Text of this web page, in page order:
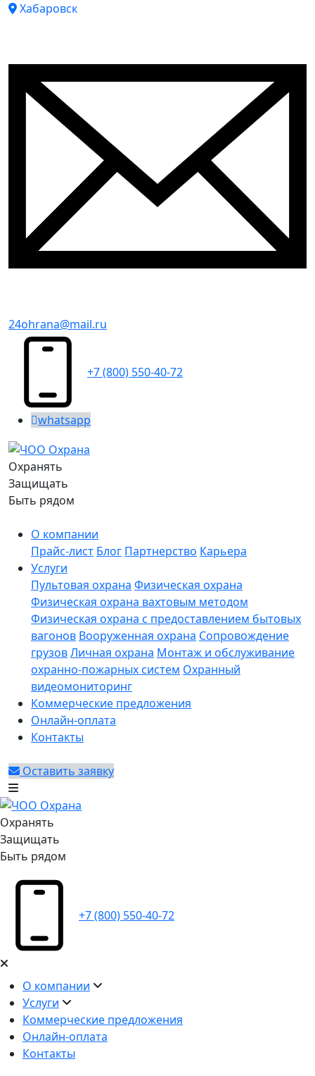
Хабаровск
24ohrana@mail.ru
+7 (800) 550-40-72
whatsapp
Охранять
Защищать
Быть рядом
О компании
Прайс-лист Блог Партнерство Карьера
Услуги
Пультовая охрана Физическая охрана
Физическая охрана вахтовым методом
Физическая охрана с предоставлением бытовых
вагонов Вооруженная охрана Сопровождение
грузовЛичная охрана Монтаж и обслуживание
охранно-пожарных систем Охранный
видеомониторинг
Коммерческие предложения
Онлайн-оплата
Контакты
Оставить заявку
Охранять
Защищать
Быть рядом
+7 (800) 550-40-72
О компании
Услуги
Коммерческие предложения
Онлайн-оплата
Контакты